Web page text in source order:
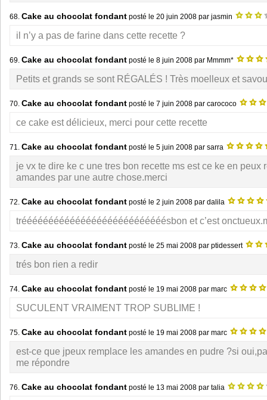
68. Cake au chocolat fondant posté le 20 juin 2008 par jasmin
il n’y a pas de farine dans cette recette ?
69. Cake au chocolat fondant posté le 8 juin 2008 par Mmmm*
Petits et grands se sont RÉGALÉS ! Très moelleux et
70. Cake au chocolat fondant posté le 7 juin 2008 par carococo
ce cake est délicieux, merci pour cette recette
71. Cake au chocolat fondant posté le 5 juin 2008 par sarra
je vx te dire ke c une tres bon recette ms est ce ke en peux
amandes par une autre chose.merci
72. Cake au chocolat fondant posté le 2 juin 2008 par dalila
trééééééééééééééééééééééééééésbon et c’est
73. Cake au chocolat fondant posté le 25 mai 2008 par ptidessert
trés bon rien a redir
74. Cake au chocolat fondant posté le 19 mai 2008 par marc
SUCULENT VRAIMENT TROP SUBLIME !
75. Cake au chocolat fondant posté le 19 mai 2008 par marc
est-ce que jpeux remplace les amandes en pudre ?si
me répondre
76. Cake au chocolat fondant posté le 13 mai 2008 par talia